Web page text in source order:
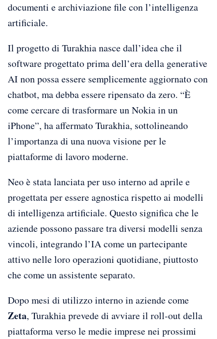
documenti e archiviazione file con l’intelligenza
artificiale.
Il progetto di Turakhia nasce dall’idea che il
software progettato prima dell’era della generative
AI non possa essere semplicemente aggiornato con
chatbot, ma debba essere ripensato da zero. “È
come cercare di trasformare un Nokia in un
iPhone”, ha affermato Turakhia, sottolineando
l’importanza di una nuova visione per le
piattaforme di lavoro moderne.
Neo è stata lanciata per uso interno ad aprile e
progettata per essere agnostica rispetto ai modelli
di intelligenza artificiale. Questo significa che le
aziende possono passare tra diversi modelli senza
vincoli, integrando l’IA come un partecipante
attivo nelle loro operazioni quotidiane, piuttosto
che come un assistente separato.
Dopo mesi di utilizzo interno in aziende come
Zeta, Turakhia prevede di avviare il roll-out della
piattaforma verso le medie imprese nei prossimi